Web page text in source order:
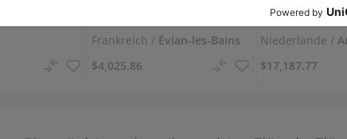
Frankreich / Évian-les-Bains
$4,025.86
123, 2025
Niederlande /
$17,187.77